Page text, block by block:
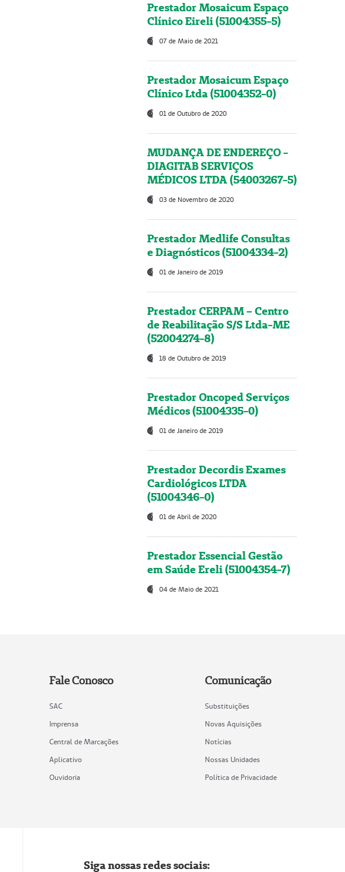
Prestador Mosaicum Espaço
Clínico Eireli (51004355-5)
07 de Maio de 2021
Prestador Mosaicum Espaço
Clínico Ltda (51004352-0)
01 de Outubro de 2020
MUDANÇA DE ENDEREÇO -
DIAGITAB SERVIÇOS
MÉDICOS LTDA (54003267-5)
03 de Novembro de 2020
Prestador Medlife Consultas
e Diagnósticos (51004334-2)
01 de Janeiro de 2019
Prestador CERPAM – Centro
de Reabilitação S/S Ltda-ME
(52004274-8)
18 de Outubro de 2019
Prestador Oncoped Serviços
Médicos (51004335-0)
01 de Janeiro de 2019
Prestador Decordis Exames
Cardiológicos LTDA
(51004346-0)
01 de Abril de 2020
Prestador Essencial Gestão
em Saúde Ereli (51004354-7)
04 de Maio de 2021
Fale Conosco
SAC
Imprensa
Central de Marcações
Aplicativo
Ouvidoria
Comunicação
Substituições
Novas Aquisições
Notícias
Nossas Unidades
Política de Privacidade
Siga nossas redes sociais: